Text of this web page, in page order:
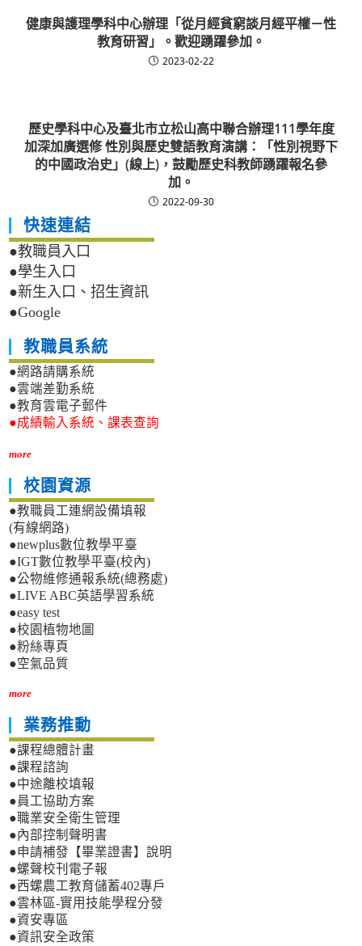
健康與護理學科中心辦理「從月經貧窮談月經平權－性
教育研習」。歡迎踴躍參加。
2023-02-22
歷史學科中心及臺北市立松山高中聯合辦理111學年度
加深加廣選修 性別與歷史雙語教育演講：「性別視野下
的中國政治史」(線上)，鼓勵歷史科教師踴躍報名參
加。
2022-09-30
快速連結
●教職員入口
●學生入口
●新生入口、招生資訊
●Google
教職員系統
●網路請購系統
●雲端差勤系統
●教育雲電子郵件
●成績輸入系統、課表查詢
more
校園資源
●教職員工連網設備填報
(有線網路)
●newplus數位教學平臺
●IGT數位教學平臺(校內)
●公物維修通報系統(總務處)
●LIVE ABC英語學習系統
●easy test
●校園植物地圖
●粉絲專頁
●空氣品質
more
業務推動
●課程總體計畫
●課程諮詢
●中途離校填報
●員工協助方案
●職業安全衛生管理
●內部控制聲明書
●申請補發【畢業證書】說明
●螺聲校刊電子報
●西螺農工教育儲蓄402專戶
●雲林區-實用技能學程分發
●資安專區
●資訊安全政策